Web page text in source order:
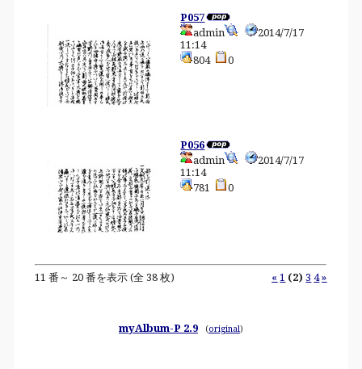
P057
admin
2014/7/17
11:14
804
0
P056
admin
2014/7/17
11:14
781
0
11 番～ 20 番を表示 (全 38 枚) « 1 (2) 3 4 »
myAlbum-P 2.9 (original)